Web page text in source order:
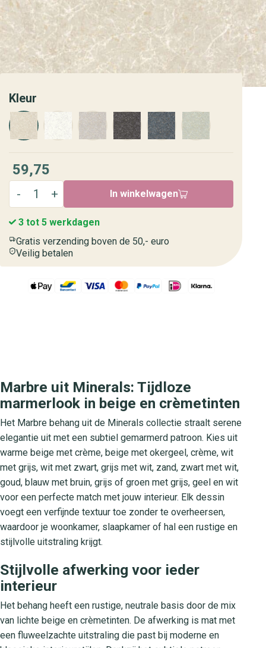
Kleur
59,75
In winkelwagen
3 tot 5 werkdagen
Gratis verzending boven de 50,- euro
Veilig betalen
Marbre uit Minerals: Tijdloze
marmerlook in beige en crèmetinten
Het Marbre behang uit de Minerals collectie straalt serene
elegantie uit met een subtiel gemarmerd patroon. Kies uit
warme beige met crème, beige met okergeel, crème, wit
met grijs, wit met zwart, grijs met wit, zand, zwart met wit,
goud, blauw met bruin, grijs of groen met grijs, geel en wit
voor een perfecte match met jouw interieur. Elk dessin
voegt een verfijnde textuur toe zonder te overheersen,
waardoor je woonkamer, slaapkamer of hal een rustige en
stijlvolle uitstraling krijgt.
Stijlvolle afwerking voor ieder
interieur
Het behang heeft een rustige, neutrale basis door de mix
van lichte beige en crèmetinten. De afwerking is mat met
een fluweelzachte uitstraling die past bij moderne en